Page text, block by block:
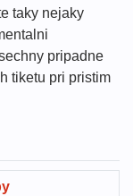
taky nejaky
pripadne
tiketu pri pristim